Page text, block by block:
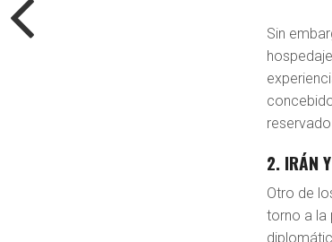
Sin
2. IRÁN
Otro de
torno a la